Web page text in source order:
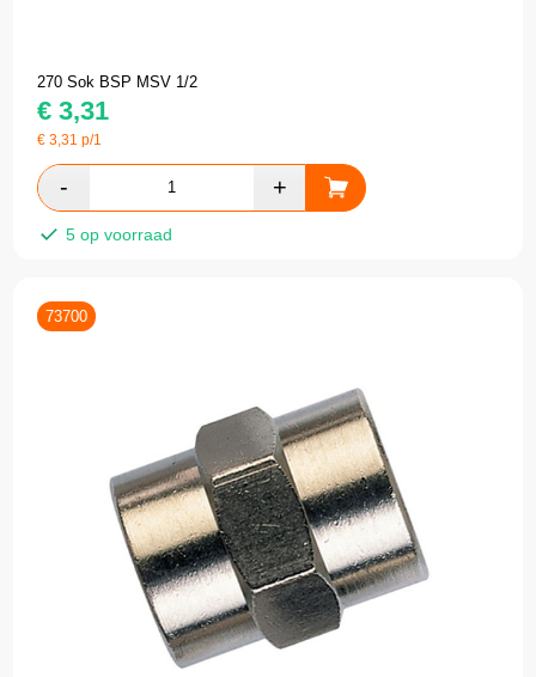
270 Sok BSP MSV 1/2
€ 3,31
€3,31 p/1
5 op voorraad
73700